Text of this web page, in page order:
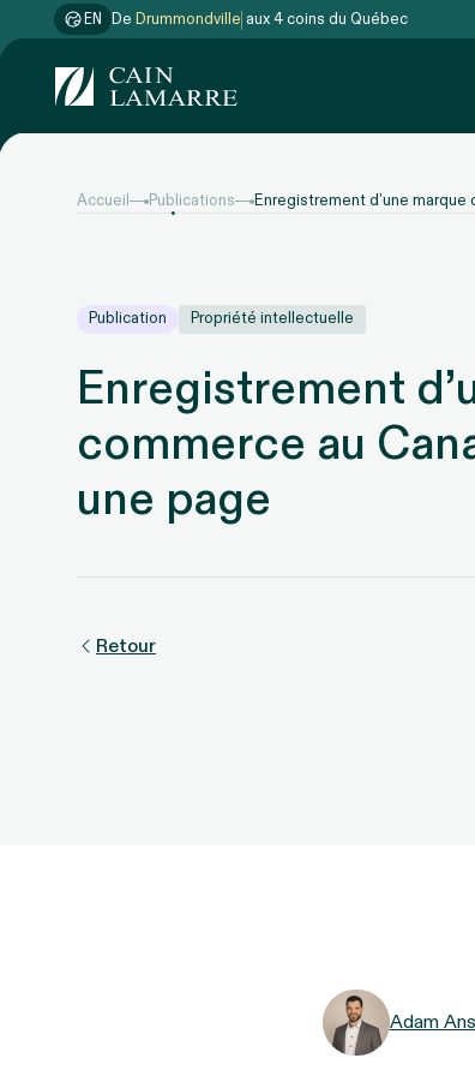
EN De Drummondville
aux 4 coins du Québec
Accueil Publications Enregistrement d’une marque
Publication Propriété intellectuelle
Enregistrement
commerce au
une page
Retour
Adam